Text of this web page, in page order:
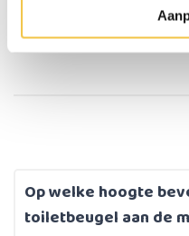
Op welke hoogte
toiletbeugel aan de